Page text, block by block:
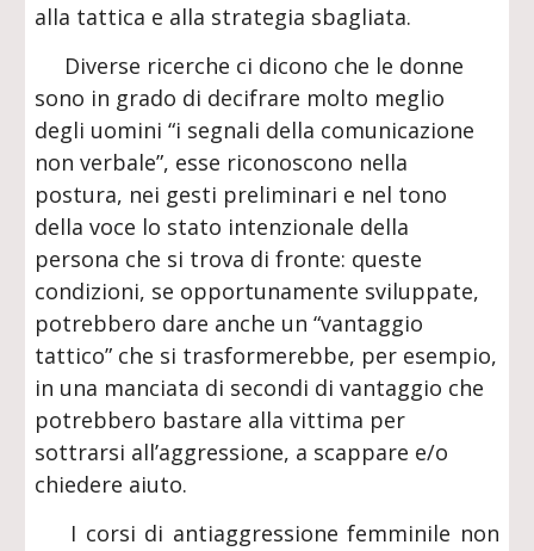
alla tattica e alla strategia sbagliata.
Diverse ricerche ci dicono che le donne
sono in grado di decifrare molto meglio
degli uomini “i segnali della comunicazione
non verbale”, esse riconoscono nella
postura, nei gesti preliminari e nel tono
della voce lo stato intenzionale della
persona che si trova di fronte: queste
condizioni, se opportunamente sviluppate,
potrebbero dare anche un “vantaggio
tattico” che si trasformerebbe, per esempio,
in una manciata di secondi di vantaggio che
potrebbero bastare alla vittima per
sottrarsi all’aggressione, a scappare e/o
chiedere aiuto.
I corsi di antiaggressione femminile non